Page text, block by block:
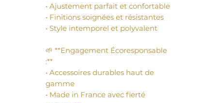
• Ajustement parfait et confortable
• Finitions soignées et résistantes
• Style intemporel et polyvalent
🌱 **Engagement Écoresponsable
:**
• Accessoires durables haut de
gamme
• Made in France avec fierté